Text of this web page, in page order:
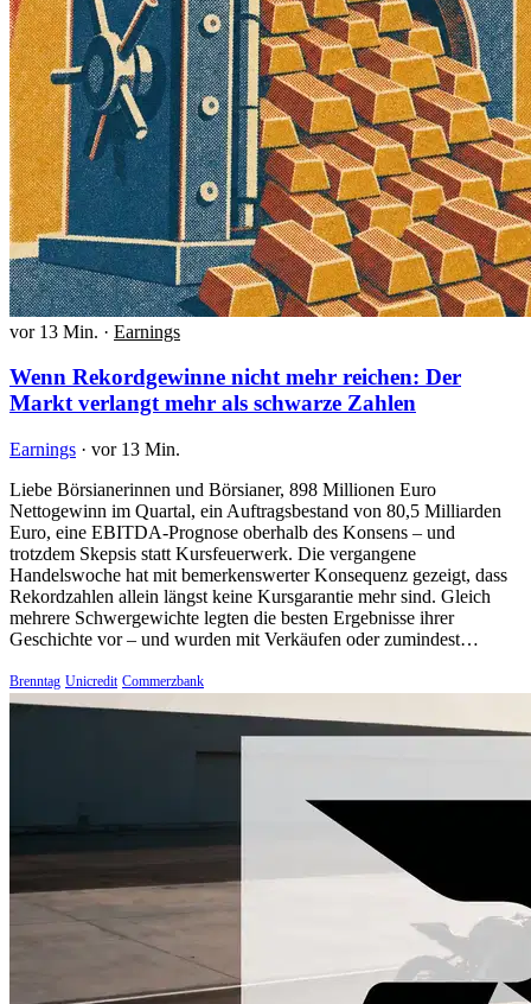
vor 13 Min. · Earnings
Wenn Rekordgewinne nicht mehr reichen: Der
Markt verlangt mehr als schwarze Zahlen
Earnings · vor 13 Min.
Liebe Börsianerinnen und Börsianer, 898 Millionen Euro
Nettogewinn im Quartal, ein Auftragsbestand von 80,5 Milliarden
Euro, eine EBITDA-Prognose oberhalb des Konsens – und
trotzdem Skepsis statt Kursfeuerwerk. Die vergangene
Handelswoche hat mit bemerkenswerter Konsequenz gezeigt, dass
Rekordzahlen allein längst keine Kursgarantie mehr sind. Gleich
mehrere Schwergewichte legten die besten Ergebnisse ihrer
Geschichte vor – und wurden mit Verkäufen oder zumindest…
Brenntag Unicredit Commerzbank